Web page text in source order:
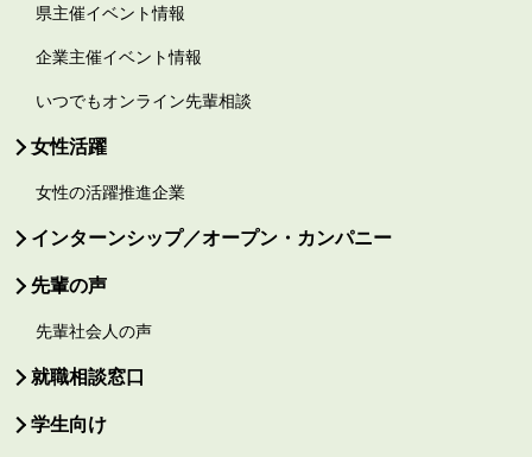
県主催イベント情報
企業主催イベント情報
いつでもオンライン先輩相談
女性活躍
女性の活躍推進企業
インターンシップ／オープン・カンパニー
先輩の声
先輩社会人の声
就職相談窓口
学生向け